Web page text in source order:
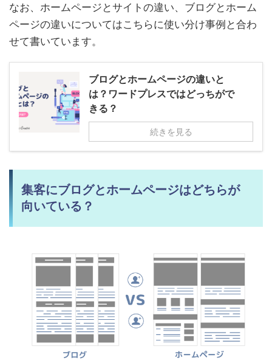
なお、ホームページとサイトの違い、ブログとホーム
ページの違いについてはこちらに使い分け事例と合わ
せて書いています。
ブログとホームページの違いと
は？ワードプレスではどっちがで
きる？
続きを見る
集客にブログとホームページはどちらが
向いている？